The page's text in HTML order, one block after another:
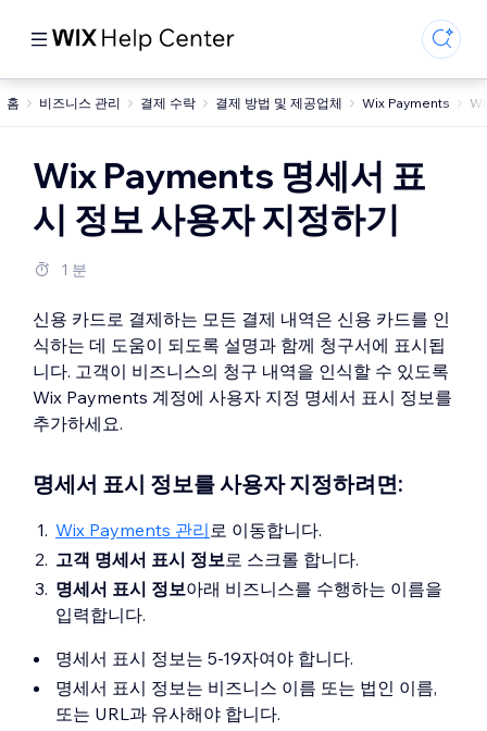
홈 비즈니스 관리 결제 수락 결제 방법 및 제공업체 Wix Payments
Wix Payments 명세서 표
시 정보 사용자 지정하기
1 분
신용 카드로 결제하는 모든 결제 내역은 신용 카드를 인
식하는 데 도움이 되도록 설명과 함께 청구서에 표시됩
니다. 고객이 비즈니스의 청구 내역을 인식할 수 있도록
Wix Payments 계정에 사용자 지정 명세서 표시 정보를
추가하세요.
명세서 표시 정보를 사용자 지정하려면:
Wix Payments 관리로 이동합니다.
고객 명세서 표시 정보로 스크롤 합니다.
명세서 표시 정보아래 비즈니스를 수행하는 이름을
입력합니다.
명세서 표시 정보는 5-19자여야 합니다.
명세서 표시 정보는 비즈니스 이름 또는 법인 이름,
또는 URL과 유사해야 합니다.